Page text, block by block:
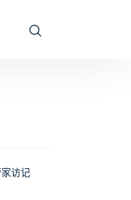
访记